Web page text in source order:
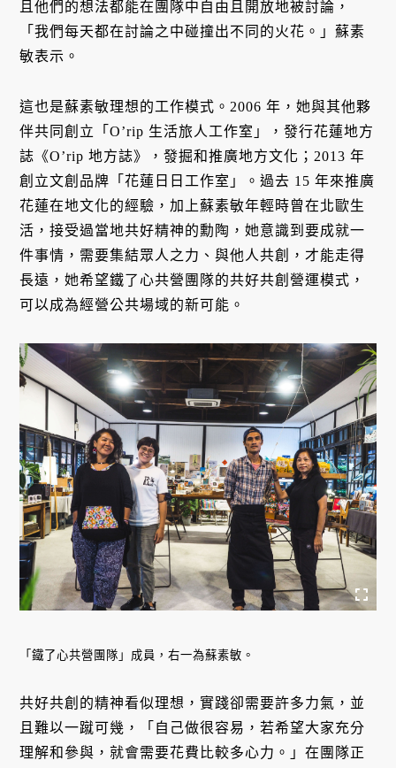
且他們的想法都能在團隊中自由且開放地被討論，
「我們每天都在討論之中碰撞出不同的火花。」蘇素
敏表示。
這也是蘇素敏理想的工作模式。2006 年，她與其他夥
伴共同創立「O’rip 生活旅人工作室」，發行花蓮地方
誌《O’rip 地方誌》，發掘和推廣地方文化；2013 年
創立文創品牌「花蓮日日工作室」。過去 15 年來推廣
花蓮在地文化的經驗，加上蘇素敏年輕時曾在北歐生
活，接受過當地共好精神的勳陶，她意識到要成就一
件事情，需要集結眾人之力、與他人共創，才能走得
長遠，她希望鐵了心共營團隊的共好共創營運模式，
可以成為經營公共場域的新可能。
「鐵了心共營團隊」成員，右一為蘇素敏。
共好共創的精神看似理想，實踐卻需要許多力氣，並
且難以一蹴可幾，「自己做很容易，若希望大家充分
理解和參與，就會需要花費比較多心力。」在團隊正